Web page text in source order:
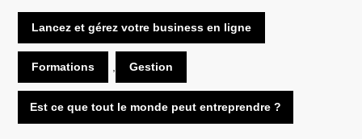
le
menu
Lancez et gérez votre business en ligne
Formations Gestion
Est ce que tout le monde peut entreprendre ?